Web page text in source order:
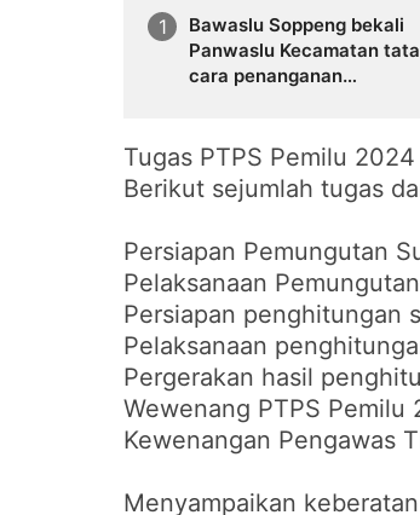
Bawaslu Soppeng bekali
Panwaslu Kecamatan tata
cara penanganan
Tugas PTPS Pemilu 2024
Berikut sejumlah tugas
Persiapan Pemungutan
Pelaksanaan
Persiapan penghitungan
Pelaksanaan
Pergerakan hasil
Wewenang PTPS Pemilu
Kewenangan Pengawas
Menyampaikan